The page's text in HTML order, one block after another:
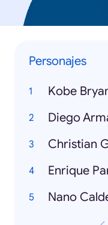
Personajes
Kobe
Christian
Enrique
Nano